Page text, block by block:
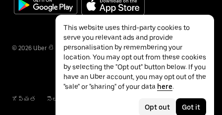
© 2026 Uber టెక్నాలజీస్ Inc.
గోప్యత సౌలభ్య సామర్థ్యాలు
This website uses third-party cookies to
serve you relevant ads and provide
personalisation by remembering your
location. You may opt out from these cookies
by selecting the "Opt out" button below. If you
have an Uber account, you may opt out of the
"sale" or "sharing" of your data here.
Opt out Got it